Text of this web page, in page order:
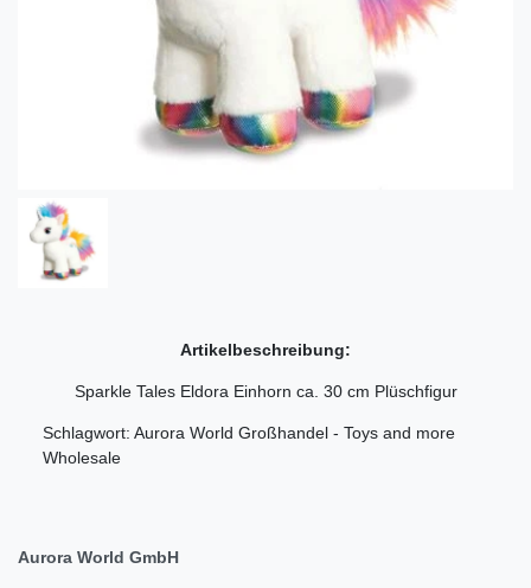
Artikelbeschreibung:
Sparkle Tales Eldora Einhorn ca. 30 cm Plüschfigur
Schlagwort: Aurora World Großhandel - Toys and more
Wholesale
Aurora World GmbH